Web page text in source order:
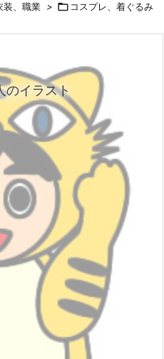
装、職業 >  コスプレ、着ぐるみ
のイラスト